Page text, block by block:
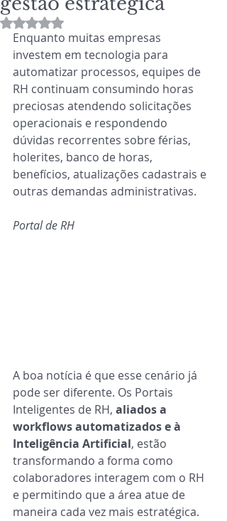
Avaliado com NaN de 5 estrelas.
Enquanto muitas empresas
investem em tecnologia para
automatizar processos, equipes de
RH continuam consumindo horas
preciosas atendendo solicitações
operacionais e respondendo
dúvidas recorrentes sobre férias,
holerites, banco de horas,
benefícios, atualizações cadastrais e
outras demandas administrativas.
Portal de RH
A boa notícia é que esse cenário já
pode ser diferente. Os Portais
Inteligentes de RH, aliados a
workflows automatizados e à
Inteligência Artificial, estão
transformando a forma como
colaboradores interagem com o RH
e permitindo que a área atue de
maneira cada vez mais estratégica.